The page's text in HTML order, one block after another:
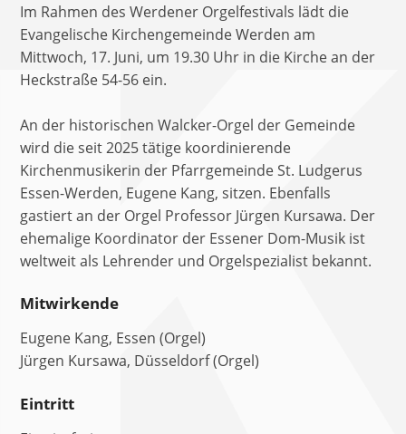
Im Rahmen des Werdener Orgelfestivals lädt die
Evangelische Kirchengemeinde Werden am
Mittwoch, 17. Juni, um 19.30 Uhr in die Kirche an der
Heckstraße 54-56 ein.
An der historischen Walcker-Orgel der Gemeinde
wird die seit 2025 tätige koordinierende
Kirchenmusikerin der Pfarrgemeinde St. Ludgerus
Essen-Werden, Eugene Kang, sitzen. Ebenfalls
gastiert an der Orgel Professor Jürgen Kursawa. Der
ehemalige Koordinator der Essener Dom-Musik ist
weltweit als Lehrender und Orgelspezialist bekannt.
Mitwirkende
Eugene Kang, Essen (Orgel)
Jürgen Kursawa, Düsseldorf (Orgel)
Eintritt